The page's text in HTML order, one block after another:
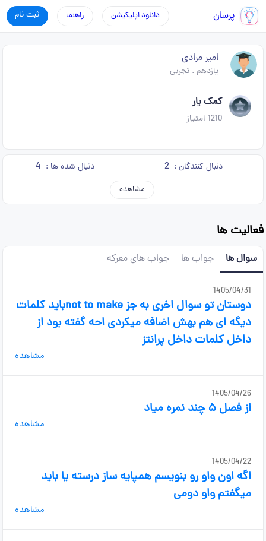
پرسان ثبت نام راهنما دانلود اپلیکیشن
امیر مرادی
یازدهم .تجربی
کمک یار
1210 امتیاز
دنبال کنندگان : 2 دنبال شده ها : 4
مشاهده
فعالیت ها
سوال ها جواب ها جواب های معرکه
1405/04/31
دوستان تو سوال اخری به جز not to makeباید کلمات
دیگه ای هم بهش اضافه میکردی احه گفته بود از
داخل کلمات داخل پرانتز
مشاهده
1405/04/26
از فصل ۵ چند نمره میاد
مشاهده
1405/04/22
اگه اون واو رو بنویسم همپایه ساز درسته یا باید
میگفتم واو دومی
مشاهده